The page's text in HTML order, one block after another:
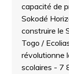
capacité de
Sokodé
construire le
Togo /
révolutionne
scolaires - 7